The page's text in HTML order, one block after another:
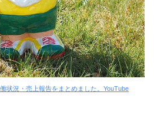
状況・売上報告をまとめました。YouTube